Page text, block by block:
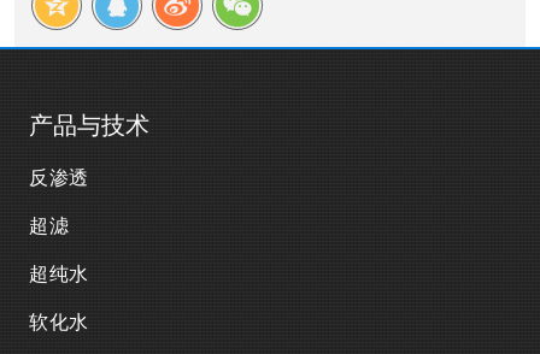
产品与技术
反渗透
超滤
超纯水
软化水